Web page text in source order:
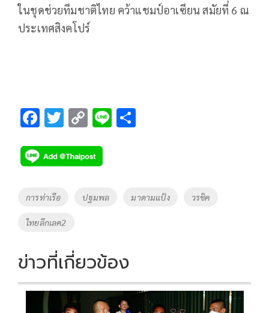
ในชุดช่วยทีมชาติไทย คว้าแชมป์อาเซียน สมัยที่ 6 ณ
ประเทศสิงคโปร์
F
e
b
o
o
k
T
tt
er
C
p
y
Li
Li
Tags
การท่าเรือ ปฐมพล มาดามแป้ง วรชิค
ไทยลีกเลค2
ข่าวที่เกี่ยวข้อง